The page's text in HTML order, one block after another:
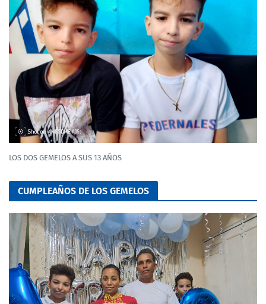
LOS DOS GEMELOS A SUS 13 AÑOS
CUMPLEAÑOS DE LOS GEMELOS